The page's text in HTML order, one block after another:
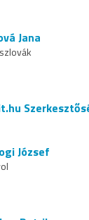
Jana
József